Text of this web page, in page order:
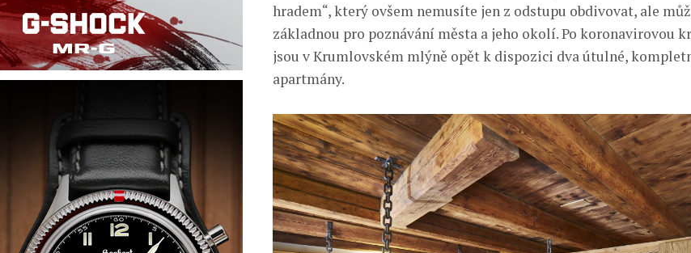
hradem“, který ovšem nemusíte jen z odstupu obdivovat, ale
základnou pro poznávání města a jeho okolí. Po koronavirovou
jsou v Krumlovském mlýně opět k dispozici dva útulné,
apartmány.